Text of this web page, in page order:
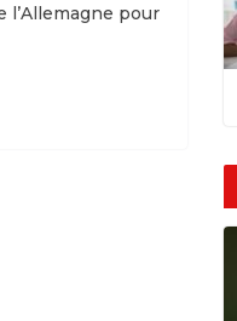
l’Allemagne pour